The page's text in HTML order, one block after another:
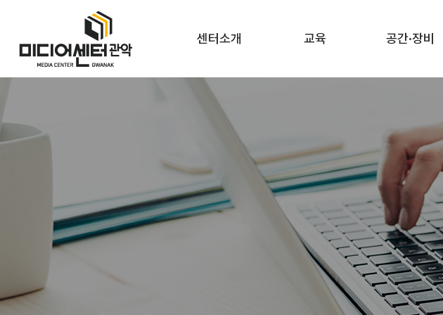
센터소개 교육 공간·장비